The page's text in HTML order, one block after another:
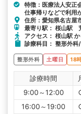
特徴：医療法人安正
仕事帰りなどで利用
住所：愛知県名古屋
最寄り駅： 桜山駅
アクセス： 桜山駅
診療科目： 整形外
整形外科 土曜日 18
診療時間
9:00～12:00
16:00～19:00